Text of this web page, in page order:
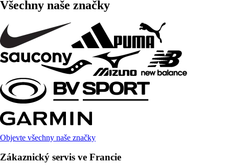
Všechny naše značky
Objevte všechny naše značky
Zákaznický servis ve Francie